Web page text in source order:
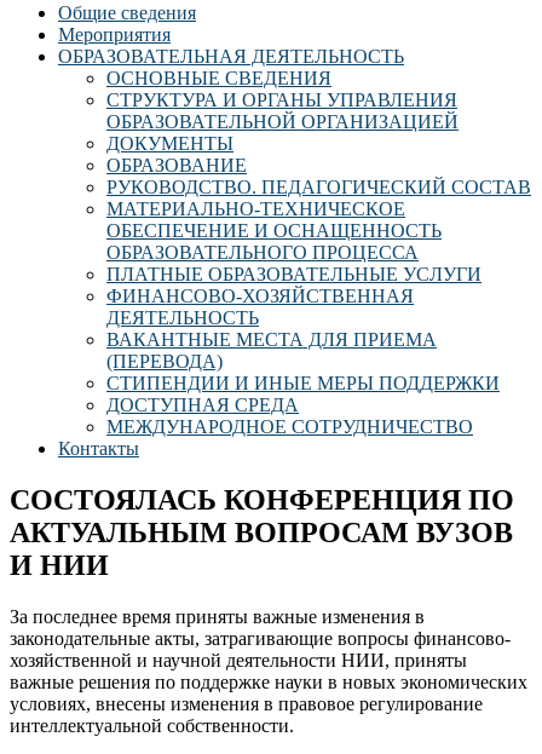
Общие сведения
Мероприятия
ОБРАЗОВАТЕЛЬНАЯ ДЕЯТЕЛЬНОСТЬ
ОСНОВНЫЕ СВЕДЕНИЯ
СТРУКТУРА И ОРГАНЫ УПРАВЛЕНИЯ
ОБРАЗОВАТЕЛЬНОЙ ОРГАНИЗАЦИЕЙ
ДОКУМЕНТЫ
ОБРАЗОВАНИЕ
РУКОВОДСТВО. ПЕДАГОГИЧЕСКИЙ СОСТАВ
МАТЕРИАЛЬНО-ТЕХНИЧЕСКОЕ
ОБЕСПЕЧЕНИЕ И ОСНАЩЕННОСТЬ
ОБРАЗОВАТЕЛЬНОГО ПРОЦЕССА
ПЛАТНЫЕ ОБРАЗОВАТЕЛЬНЫЕ УСЛУГИ
ФИНАНСОВО-ХОЗЯЙСТВЕННАЯ
ДЕЯТЕЛЬНОСТЬ
ВАКАНТНЫЕ МЕСТА ДЛЯ ПРИЕМА
(ПЕРЕВОДА)
СТИПЕНДИИ И ИНЫЕ МЕРЫ ПОДДЕРЖКИ
ДОСТУПНАЯ СРЕДА
МЕЖДУНАРОДНОЕ СОТРУДНИЧЕСТВО
Контакты
СОСТОЯЛАСЬ КОНФЕРЕНЦИЯ ПО
АКТУАЛЬНЫМ ВОПРОСАМ ВУЗОВ
И НИИ
За последнее время приняты важные изменения в
законодательные акты, затрагивающие вопросы финансово-
хозяйственной и научной деятельности НИИ, приняты
важные решения по поддержке науки в новых экономических
условиях, внесены изменения в правовое регулирование
интеллектуальной собственности.